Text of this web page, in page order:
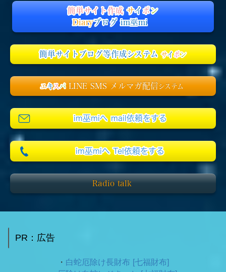
簡単サイト作成サイポン
Diaryブログ im巫mi
簡単サイトブログ等作成システム サイポン
エキスパ LINE SMS メルマガ配信システム
im巫miへ mail依頼をする
im巫miへ Tel依頼をする
Radio talk
PR：広告
・ 白蛇厄除け長財布 [七福財布]